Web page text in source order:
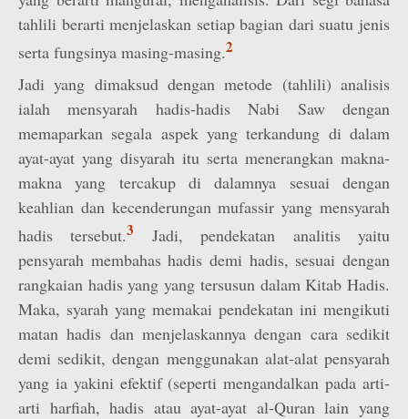
tahlili berarti menjelaskan setiap bagian dari suatu jenis
serta fungsinya masing-masing.2
Jadi yang dimaksud dengan metode (tahlili) analisis
ialah mensyarah hadis-hadis Nabi Saw dengan
memaparkan segala aspek yang terkandung di dalam
ayat-ayat yang disyarah itu serta menerangkan makna-
makna yang tercakup di dalamnya sesuai dengan
keahlian dan kecenderungan mufassir yang mensyarah
hadis tersebut.3
Jadi, pendekatan analitis yaitu
pensyarah membahas hadis demi hadis, sesuai dengan
rangkaian hadis yang yang tersusun dalam Kitab Hadis.
Maka, syarah yang memakai pendekatan ini mengikuti
matan hadis dan menjelaskannya dengan cara sedikit
demi sedikit, dengan menggunakan alat-alat pensyarah
yang ia yakini efektif (seperti mengandalkan pada arti-
arti harfiah, hadis atau ayat-ayat al-Quran lain yang